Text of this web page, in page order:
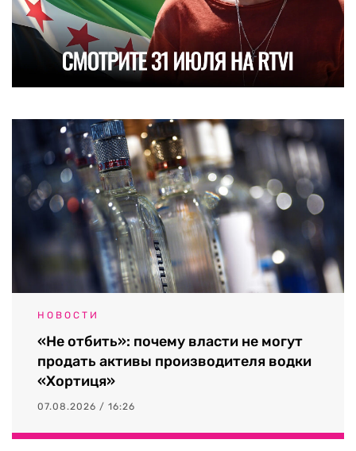
НОВОСТИ
«Не отбить»: почему власти не могут
продать активы производителя водки
«Хортиця»
07.08.2026 / 16:26